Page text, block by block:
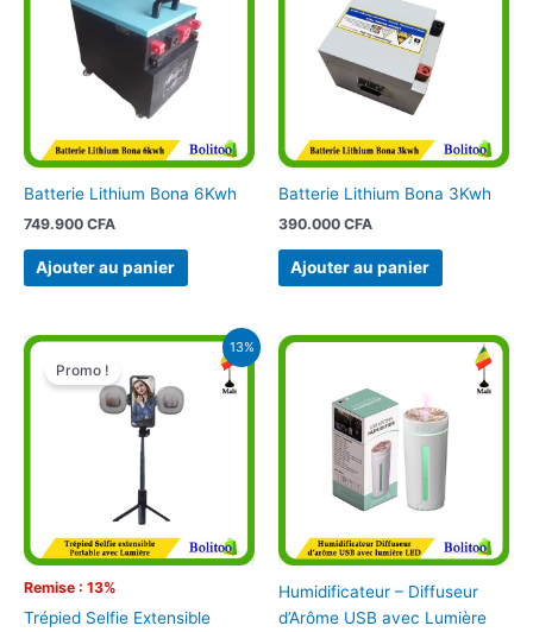
Batterie Lithium Bona 6Kwh
749.900 CFA
Ajouter au panier
Batterie Lithium Bona 3Kwh
390.000 CFA
Ajouter au panier
13%
Remise : 13%
Promo !
Trépied Selfie Extensible
Le
initial
était :
14.900 CFA.
Le
actuel
Humidificateur – Diffuseur
d’Arôme USB avec Lumière